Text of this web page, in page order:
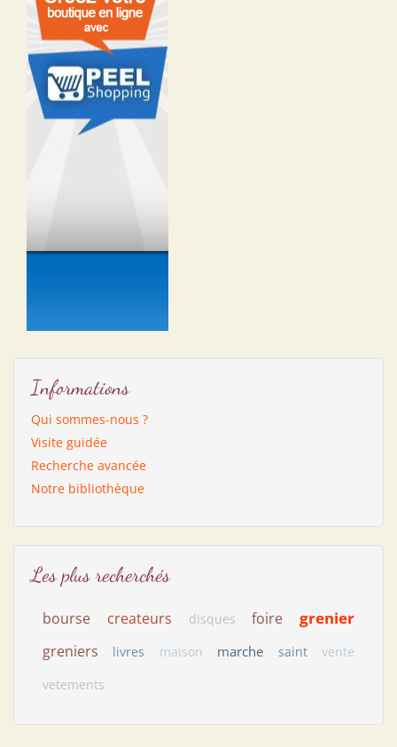
Informations
Qui sommes-nous ?
Visite guidée
Recherche avancée
Notre bibliothèque
Les plus recherchés
bourse createurs disques foire grenier
greniers livres maison marche saint
vente
vetements